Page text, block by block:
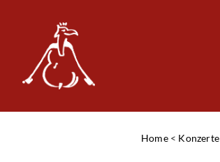
Home< Konzerte